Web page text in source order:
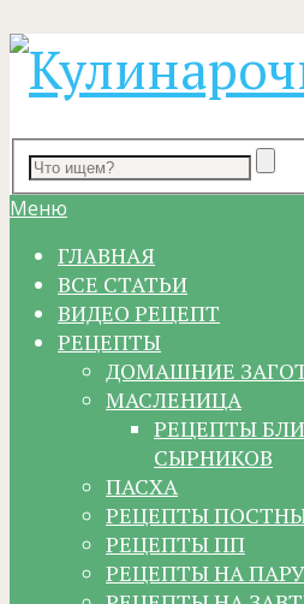
Меню
ГЛАВНАЯ
ВСЕ СТАТЬИ
ВИДЕО РЕЦЕПТ
РЕЦЕПТЫ
ДОМАШНИЕ
МАСЛЕНИЦА
РЕЦЕПТЫ
СЫРНИКОВ
ПАСХА
РЕЦЕПТЫ
РЕЦЕПТЫ ПП
РЕЦЕПТЫ НА ПАРУ